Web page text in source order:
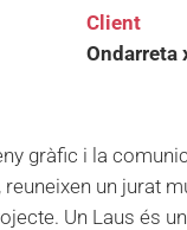
Client
Ondarreta
gràfic i la
reuneixen un jurat
Un Laus és